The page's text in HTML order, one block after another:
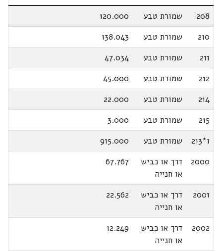
208
שמורת טבע
120.000
210
שמורת טבע
138.043
211
שמורת טבע
47.034
212
שמורת טבע
45.000
214
שמורת טבע
22.000
215
שמורת טבע
3.000
1*213
שמורת טבע
915.000
2000
דרך או כביש
או חנייה
67.767
2001
דרך או כביש
או חנייה
22.562
2002
דרך או כביש
או חנייה
12.249